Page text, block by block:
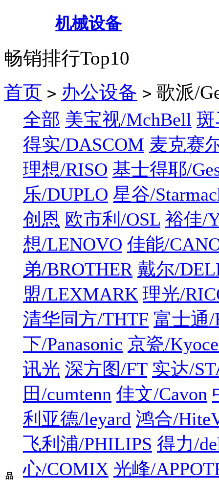
机械设备
畅销排行Top10
首页 > 办公设备 > 歌派/
品
全部 美宝视/MchBell 斑
得实/DASCOM 麦克赛
理想/RISO 基士得耶/
乐/DUPLO 星谷/
创恩 欧市利/OSL 裕佳/
想/LENOVO 佳能/
弟/BROTHER 戴尔/
盟/LEXMARK 理光/
清华同方/THTF 富士通/
下/Panasonic 京瓷/
讯光 深方图/FT 实达/
田/cumtenn 佳文/Cavon
利亚德/leyard 鸿合/
飞利浦/PHILIPS 得力/
心/COMIX 光峰/